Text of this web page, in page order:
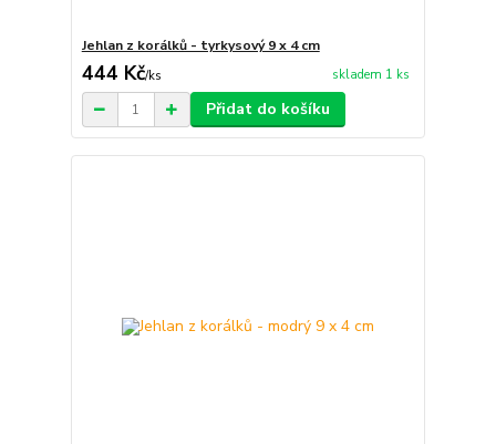
Jehlan z korálků - tyrkysový 9 x 4 cm
444 Kč/ks skladem 1 ks
Přidat do košíku